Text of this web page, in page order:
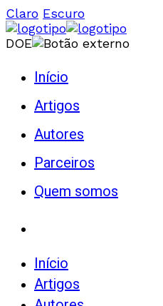
Claro Escuro
DOE
Início
Artigos
Autores
Parceiros
Quem somos
Início
Artigos